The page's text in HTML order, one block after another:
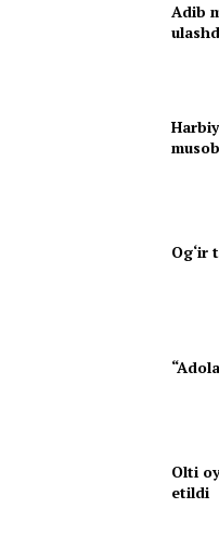
Adib
Og‘ir
Olti
etildi